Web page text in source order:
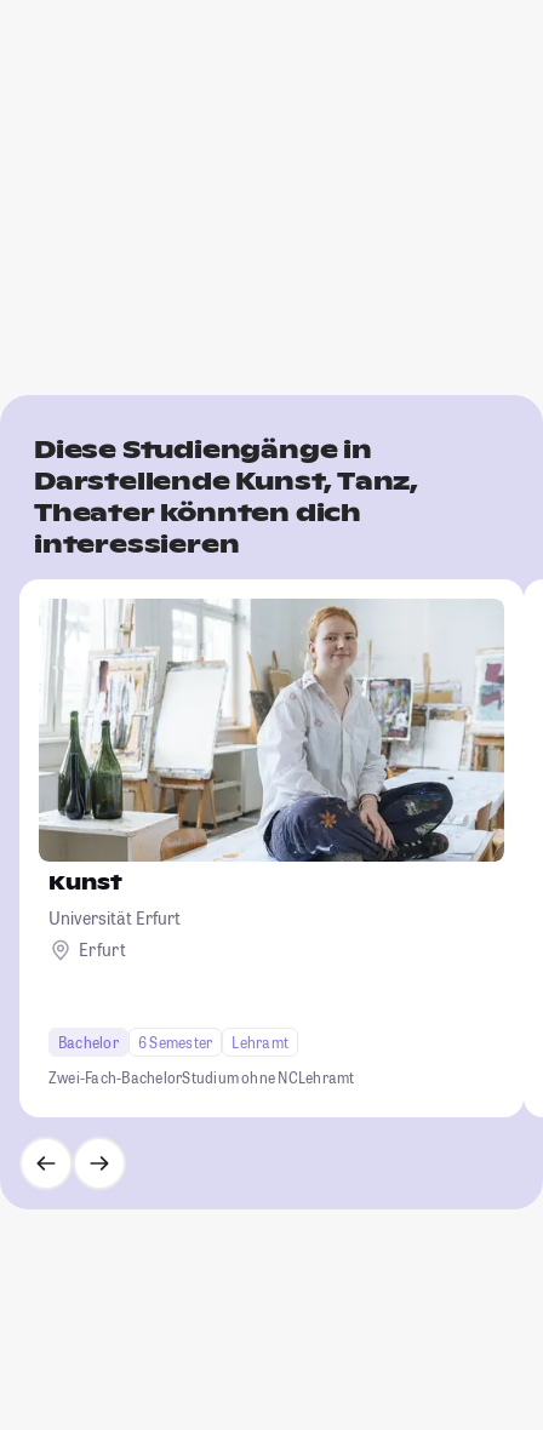
Diese Studiengänge in
Darstellende Kunst, Tanz,
Theater könnten dich
interessieren
Kunst
Universität Erfurt
Erfurt
Bachelor 6 Semester
Lehramt
Zwei-Fach-BachelorStudium ohne NCLehramt